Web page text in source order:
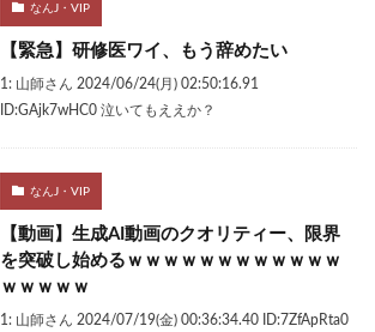
なんJ・VIP
【緊急】研修医ワイ、もう辞めたい
1: 山師さん 2024/06/24(月) 02:50:16.91
ID:GAjk7wHC0 泣いてもええか？
なんJ・VIP
【動画】生成AI動画のクオリティー、限界
を突破し始めるｗｗｗｗｗｗｗｗｗｗｗｗ
ｗｗｗｗｗ
1: 山師さん 2024/07/19(金) 00:36:34.40 ID:7ZfApRta0